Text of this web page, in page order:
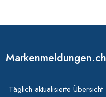
Markenmeldungen.ch
Täglich aktualisierte Übersicht